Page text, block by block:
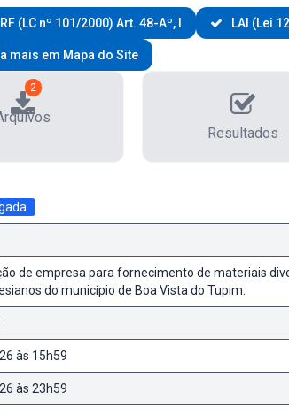
(LC nº 101/2000) Art. 48-Aº, I LAI (Lei
mais em Mapa do Site
2
Resultados
de empresa para fornecimento de materiais
do município de Boa Vista do Tupim.
às 15h59
às 23h59